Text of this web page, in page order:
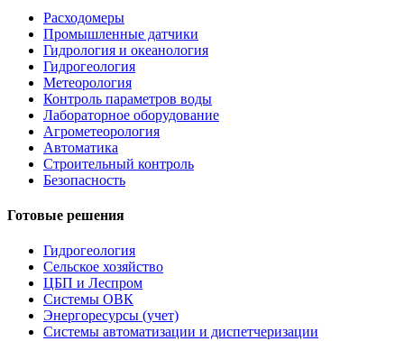
Расходомеры
Промышленные датчики
Гидрология и океанология
Гидрогеология
Метеорология
Контроль параметров воды
Лабораторное оборудование
Агрометеорология
Автоматика
Строительный контроль
Безопасность
Готовые решения
Гидрогеология
Сельское хозяйство
ЦБП и Леспром
Системы ОВК
Энергоресурсы (учет)
Системы автоматизации и диспетчеризации